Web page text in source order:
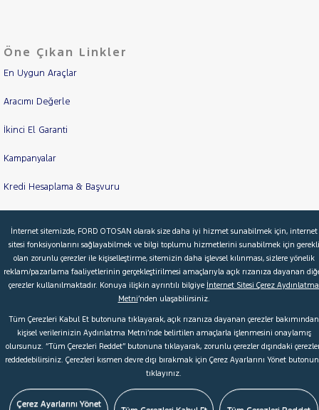
Öne Çıkan Linkler
En Uygun Araçlar
Aracımı Değerle
İkinci El Garanti
Kampanyalar
Kredi Hesaplama & Başvuru
© 2026 Ford Türkiye Ford Kurumsal Hakkımızda
Şartlar & Kişisel Verilerin Korunması S.S.S. Faydalı Bağlantılar
Çerez Tercihleri
İnternet sitemizde, FORD OTOSAN olarak size daha iyi hizmet sunabilmek için, internet
sitesi fonksiyonlarını sağlayabilmek ve bilgi toplumu hizmetlerini sunabilmek için gerekli
olan zorunlu çerezler ile kişiselleştirme, sitemizin daha işlevsel kılınması, sizlere yönelik
reklam/pazarlama faaliyetlerinin gerçekleştirilmesi amaçlarıyla açık rızanıza dayanan
çerezler kullanılmaktadır. Konuya ilişkin ayrıntılı bilgiye İnternet Sitesi Çerez Aydınlatma
Metni’nden ulaşabilirsiniz.
Tüm Çerezleri Kabul Et butonuna tıklayarak, açık rızanıza dayanan çerezler bakımından
kişisel verilerinizin Aydınlatma Metni’nde belirtilen amaçlarla işlenmesini onaylamış
olursunuz. “Tüm Çerezleri Reddet” butonuna tıklayarak, zorunlu çerezler dışındaki
reddedebilirsiniz. Çerezleri kısmen devre dışı bırakmak için Çerez Ayarlarını Yönet
tıklayınız.
Çerez Ayarlarını Yönet